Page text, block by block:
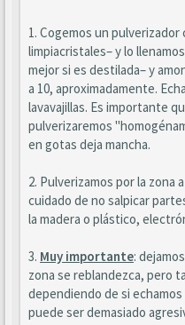
1. Cogemos un
limpiacristales– y lo
mejor si es destilada– y
a 10, aproximadamente.
lavavajillas. Es importante
pulverizaremos
en gotas deja mancha.
2. Pulverizamos por la
cuidado de no salpicar
la madera o plástico,
3. Muy importante:
zona se reblandezca, pero
dependiendo de si echamos
puede ser demasiado